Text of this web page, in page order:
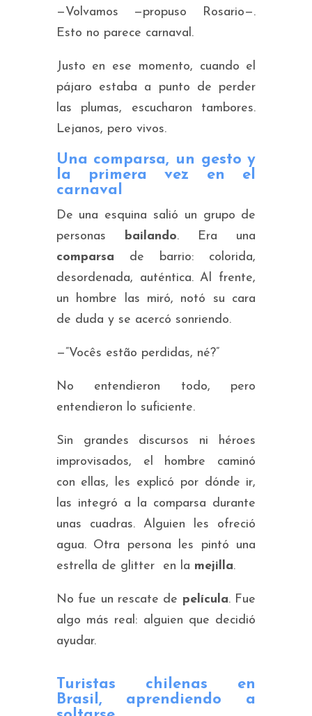
—Volvamos —propuso Rosario—.
Esto no parece carnaval.
Justo en ese momento, cuando el
pájaro estaba a punto de perder
las plumas, escucharon tambores.
Lejanos, pero vivos.
Una comparsa, un gesto y
la primera vez en el
carnaval
De una esquina salió un grupo de
personas bailando. Era una
comparsa de barrio: colorida,
desordenada, auténtica. Al frente,
un hombre las miró, notó su cara
de duda y se acercó sonriendo.
—”Vocês estão perdidas, né?”
No entendieron todo, pero
entendieron lo suficiente.
Sin grandes discursos ni héroes
improvisados, el hombre caminó
con ellas, les explicó por dónde ir,
las integró a la comparsa durante
unas cuadras. Alguien les ofreció
agua. Otra persona les pintó una
estrella de glitter en la mejilla.
No fue un rescate de película. Fue
algo más real: alguien que decidió
ayudar.
Turistas chilenas en
Brasil, aprendiendo a